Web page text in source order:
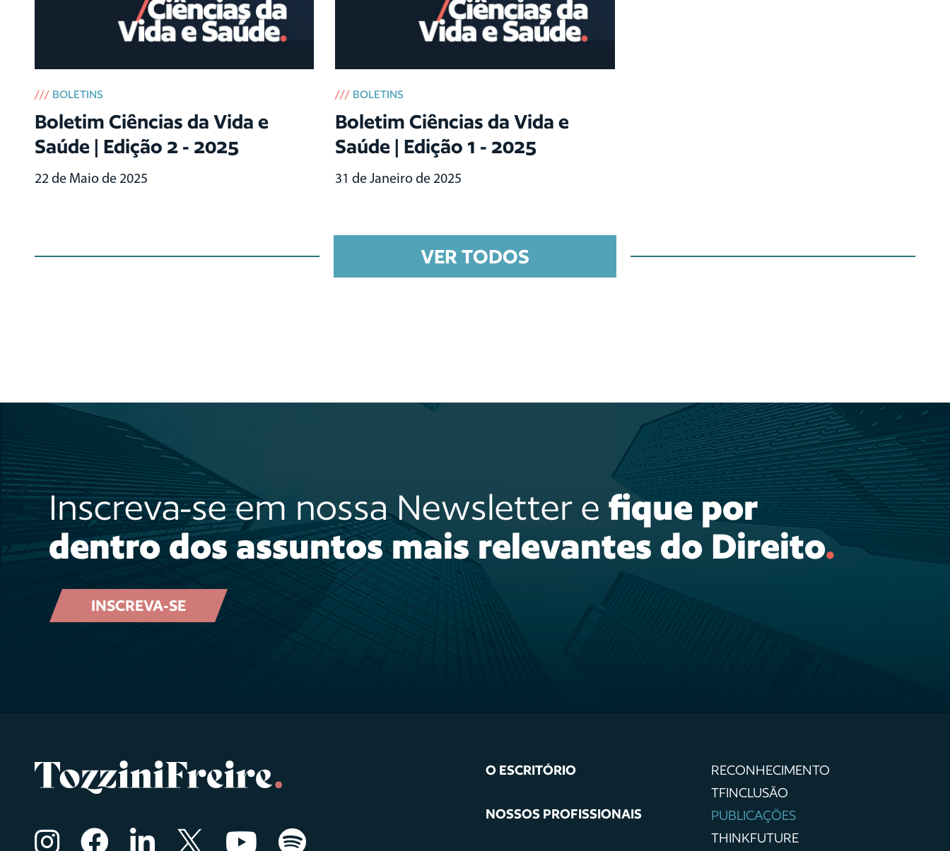
/// BOLETINS
Boletim Ciências da Vida e
Saúde | Edição 2 - 2025
22 de Maio de 2025
/// BOLETINS
Boletim Ciências da Vida e
Saúde | Edição 1 - 2025
31 de Janeiro de 2025
VER TODOS
Inscreva-se em nossa Newsletter e fique por
dentro dos assuntos mais relevantes do Direito.
INSCREVA-SE
O ESCRITÓRIO
NOSSOS PROFISSIONAIS
RECONHECIMENTO
TFINCLUSÃO
PUBLICAÇÕES
THINKFUTURE